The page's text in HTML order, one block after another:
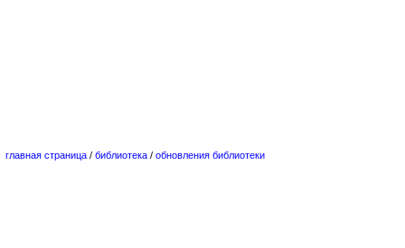
главная страница / библиотека / обновления библиотеки